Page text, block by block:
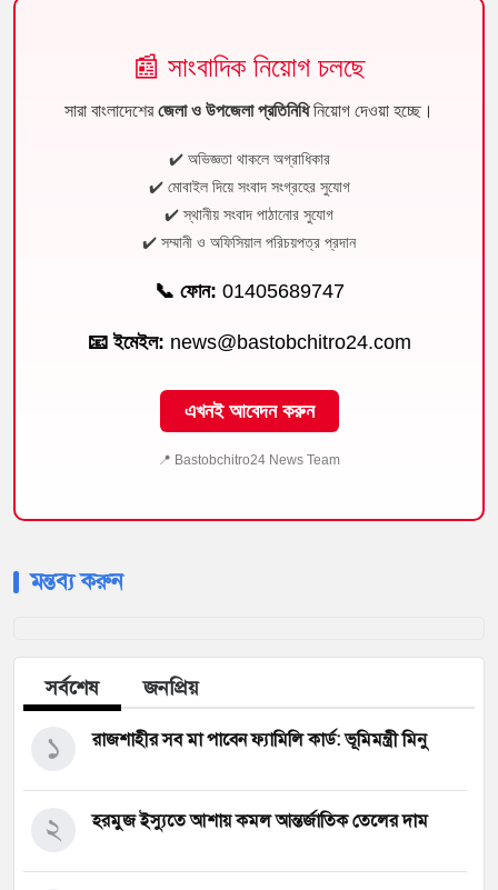
📰 সাংবাদিক নিয়োগ চলছে
সারা বাংলাদেশেরজেলা ও উপজেলা প্রতিনিধিনিয়োগ দেওয়া হচ্ছে।
✔️ অভিজ্ঞতা থাকলে অগ্রাধিকার
✔️ মোবাইল দিয়ে সংবাদ সংগ্রহের সুযোগ
✔️ স্থানীয় সংবাদ পাঠানোর সুযোগ
✔️ সম্মানী ও অফিসিয়াল পরিচয়পত্র প্রদান
📞 ফোন: 01405689747
📧 ইমেইল: news@bastobchitro24.com
এখনই আবেদন করুন
📍 Bastobchitro24 News Team
মন্তব্য করুন
সর্বশেষ জনপ্রিয়
রাজশাহীর সব মা পাবেন ফ্যামিলি কার্ড: ভূমিমন্ত্রী মিনু
১
হরমুজ ইস্যুতে আশায় কমল আন্তর্জাতিক তেলের দাম
২